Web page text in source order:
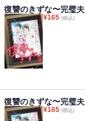
復讐のきずな〜完璧
¥165 (税込)
復讐のきずな〜完璧
¥165 (税込)